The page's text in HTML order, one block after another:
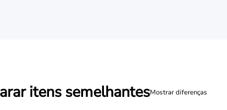
itens semelhantesMostrar diferenças